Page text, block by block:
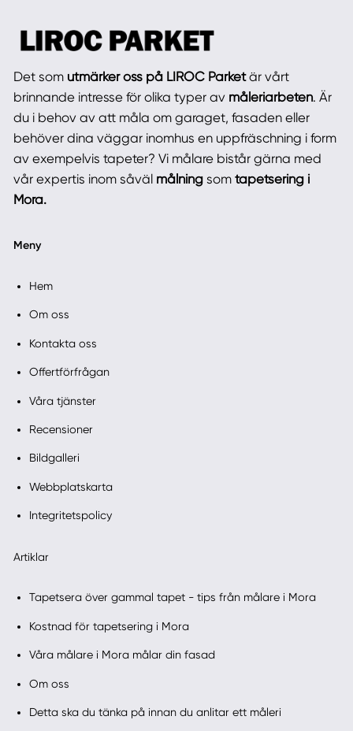
Det som utmärker oss på LIROC Parketär vårt
brinnande intresse för olika typer av måleriarbeten. Är
du i behov av att måla om garaget, fasaden eller
behöver dina väggar inomhus en uppfräschning i form
av exempelvis tapeter? Vi målare bistår gärna med
vår expertis inom såväl målning som tapetsering i
Mora.
Meny
Hem
Om oss
Kontakta oss
Offertförfrågan
Våra tjänster
Recensioner
Bildgalleri
Webbplatskarta
Integritetspolicy
Artiklar
Tapetsera över gammal tapet - tips från målare i Mora
Kostnad för tapetsering i Mora
Våra målare i Mora målar din fasad
Om oss
Detta ska du tänka på innan du anlitar ett måleri